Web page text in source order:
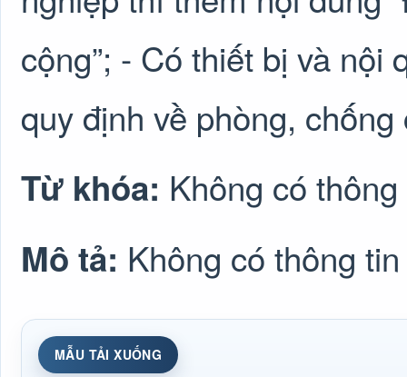
cộng”; - Có thiết bị và nội
quy định về phòng,
Từ khóa: Không có
Mô tả: Không có thông tin
MẪU TẢI XUỐNG